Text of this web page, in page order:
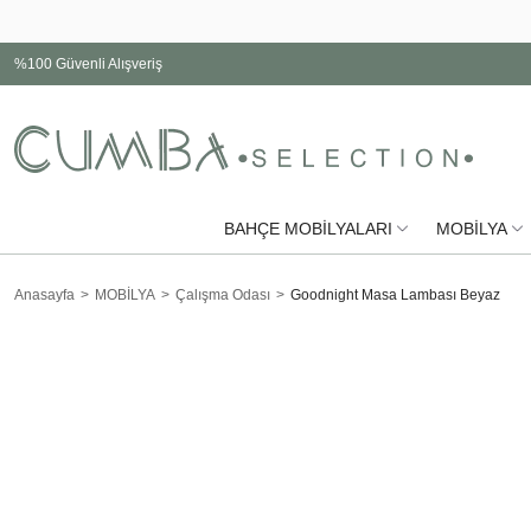
%100 Güvenli Alışveriş
BAHÇE MOBİLYALARI MOBİLYA
Anasayfa MOBİLYA Çalışma Odası Goodnight Masa Lambası Beyaz